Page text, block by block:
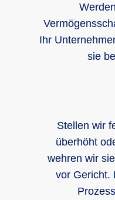
Ihr
sie
Stellen wir
überhöht
wehren wir
vor Gericht.